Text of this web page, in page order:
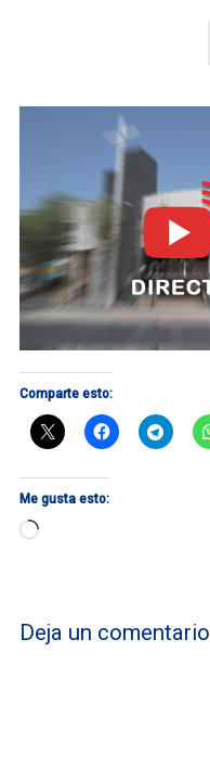
Comparte esto:
Me gusta esto:
Cargando...
Deja un comentario